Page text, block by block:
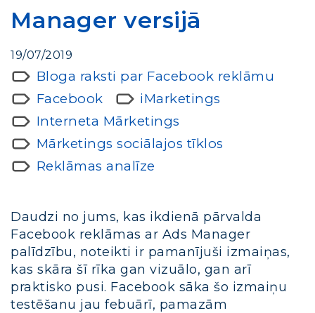
Manager versijā
19/07/2019
Bloga raksti par Facebook reklāmu
Facebook
iMarketings
Interneta Mārketings
Mārketings sociālajos tīklos
Reklāmas analīze
Daudzi no jums, kas ikdienā pārvalda
Facebook reklāmas ar Ads Manager
palīdzību, noteikti ir pamanījuši izmaiņas,
kas skāra šī rīka gan vizuālo, gan arī
praktisko pusi. Facebook sāka šo izmaiņu
testēšanu jau febuārī, pamazām